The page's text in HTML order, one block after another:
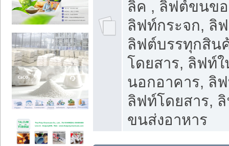
ลิค , ลิฟต์ขนข
ลิฟท์กระจก, ลิ
ลิฟต์บรรทุกสิน
โดยสาร, ลิฟท์
นอกอาคาร, ลิ
ลิฟท์โดยสาร,
ขนส่งอาหาร